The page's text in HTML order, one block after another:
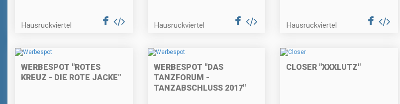
Hausruckviertel Hausruckviertel Hausruckviertel
WERBESPOT "ROTES
KREUZ - DIE ROTE JACKE"
WERBESPOT "DAS
TANZFORUM -
TANZABSCHLUSS 2017"
CLOSER "XXXLUTZ"